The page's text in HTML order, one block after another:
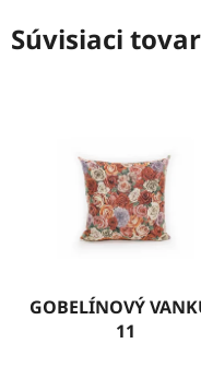
Súvisiaci tovar
GOBELÍNOVÝ
11